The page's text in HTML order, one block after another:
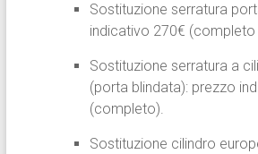
Sostituzione serratura
indicativo 270€ (completo
Sostituzione serratura a
(porta blindata): prezzo
(completo).
Sostituzione cilindro